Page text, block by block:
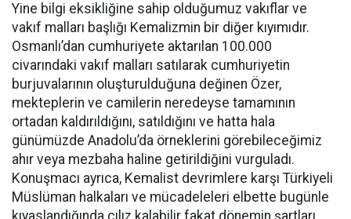
Yine bilgi eksikliğine sahip olduğumuz vakıflar ve
vakıf malları başlığı Kemalizmin bir diğer kıyımıdır.
Osmanlı’dan cumhuriyete aktarılan 100.000
civarındaki vakıf malları satılarak cumhuriyetin
burjuvalarının oluşturulduğuna değinen Özer,
mekteplerin ve camilerin neredeyse tamamının
ortadan kaldırıldığını, satıldığını ve hatta hala
günümüzde Anadolu’da örneklerini görebileceğimiz
ahır veya mezbaha haline getirildiğini vurguladı.
Konuşmacı ayrıca, Kemalist devrimlere karşı Türkiyeli
Müslüman halkaları ve mücadeleleri elbette bugünle
kıyaslandığında cılız kalabilir fakat dönemin şartları